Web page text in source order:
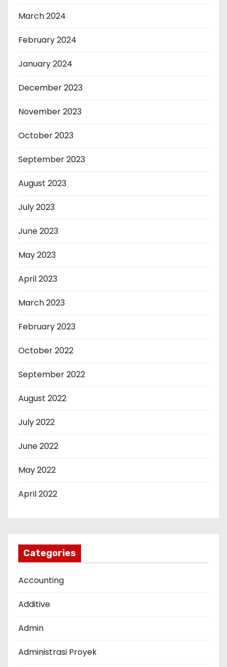
March 2024
February 2024
January 2024
December 2023
November 2023
October 2023
September 2023
August 2023
July 2023
June 2023
May 2023
April 2023
March 2023
February 2023
October 2022
September 2022
August 2022
July 2022
June 2022
May 2022
April 2022
Categories
Accounting
Additive
Admin
Administrasi Proyek